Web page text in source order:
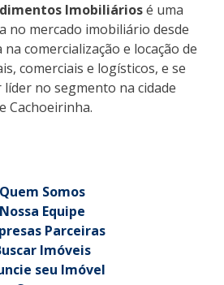
Imobiliáriosé uma
no mercado imobiliário desde
na comercialização e locação de
comerciais e logísticos, e se
no segmento na cidade
Cachoeirinha.
Quem Somos
Nossa Equipe
Parceiras
Imóveis
seu Imóvel